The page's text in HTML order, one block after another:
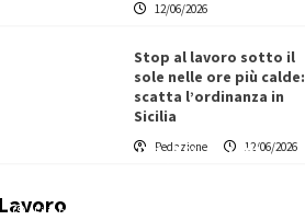
12/06/2026
Stop al lavoro sotto il
sole nelle ore più calde:
scatta l’ordinanza in
Sicilia
Redazione 12/06/2026
Lavoro
Vino in Italia: il giro d’affari
contribuisce all’1,1% del PIL
Filippo Cardinale